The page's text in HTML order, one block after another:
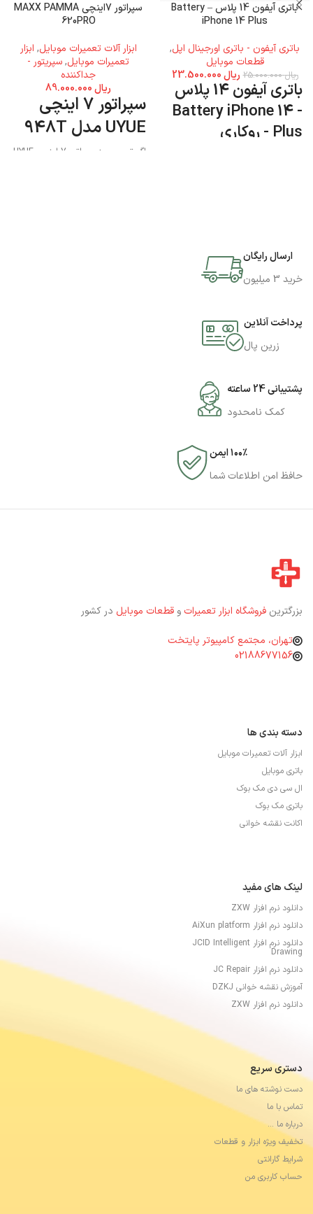
باتری آیفون 14 پلاس – Battery
iPhone 14 Plus
باتری آیفون - باتری اورجینال اپل,
قطعات موبایل
ریال25.000.000 ریال
باتری آیفون 14 پلاس
- Battery iPhone 14
Plus - روکاری
سپراتور 7اینچی MAXX PAMMA
620PRO
ابزار آلات تعمیرات موبایل, ابزار
تعمیرات موبایل,سپریتور -
جداکننده
ریال
سپراتور 7 اینچی
UYUE مدل 948T
اگر تصمیم به سپراتور 7 اینچی UYUE
ارسال رایگان
خرید 3 میلیون
پرداخت آنلاین
زرین پال
پشتیبانی 24 ساعته
کمک نامحدود
۱۰۰٪ ایمن
حافظ امن اطلاعات شما
بزرگترین فروشگاه ابزار تعمیرات و قطعات موبایل در کشور
تهران، مجتمع کامپیوتر پایتخت
02188677156
دسته بندی ها
ابزار آلات تعمیرات موبایل
باتری موبایل
ال سی دی مک بوک
باتری مک بوک
اکانت نقشه خوانی
لینک های مفید
دانلود نرم افزار ZXW
دانلود نرم افزار AiXun platform
دانلود نرم افزار JCID Intelligent
Drawing
دانلود نرم افزار JC Repair
آموزش نقشه خوانی DZKJ
دانلود نرم افزار ZXW
دستری سریع
دست نوشته های ما
تماس با ما
درباره ما …
تخفیف ویژه ابزار و قطعات
شرایط گارانتی
حساب کاربری من